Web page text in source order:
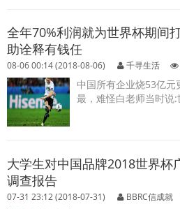
全年70%利润就为世界杯期间
助诠释有钱任
08-06 00:14 (2018-08-06) 千寻生活
中国所有企业烧53亿元
最，难怪白老师当时说
大学生对中国品牌2018世界杯
调查报告
07-31 23:12 (2018-07-31) BBRC信成就